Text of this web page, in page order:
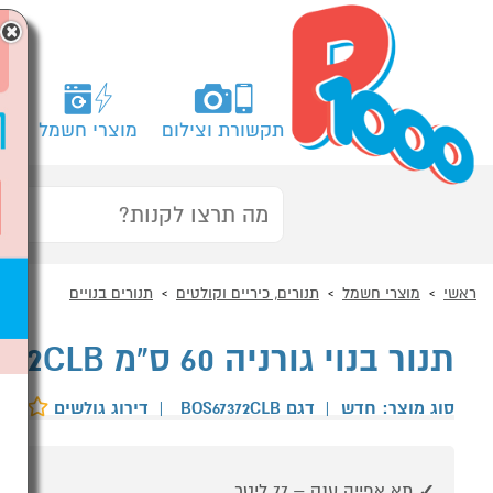
תקשורת וצילום מוצרי חשמל
ראשי מוצרי חשמל תנורים, כיריים וקולטים תנורים בנויים
תנור בנוי גורניה 60 ס"מ Gorenje BOS67372CLB שחור
סוג מוצר: חדש | דגם BOS67372CLB | דירוג גולשים
×